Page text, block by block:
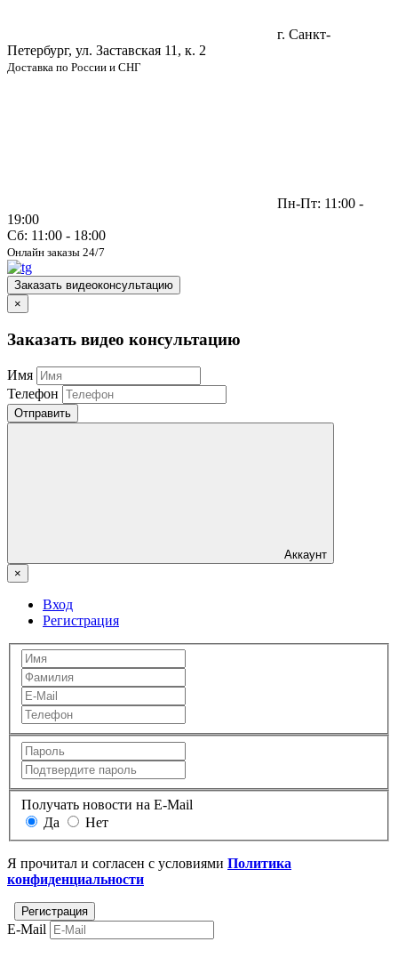
г. Санкт-
Петербург, ул. Заставская 11, к. 2
Доставка по России и СНГ
Пн-Пт: 11:00 -
19:00
Сб: 11:00 - 18:00
Онлайн заказы 24/7
Заказать видеоконсультацию
×
Заказать видео консультацию
Имя
Телефон
Отправить
Аккаунт
×
Вход
Регистрация
Получать новости на E-Mail
Да
Нет
Я прочитал и согласен с условиями Политика
конфиденциальности
E-Mail